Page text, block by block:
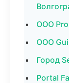
ООО
ООО
Город
Portal